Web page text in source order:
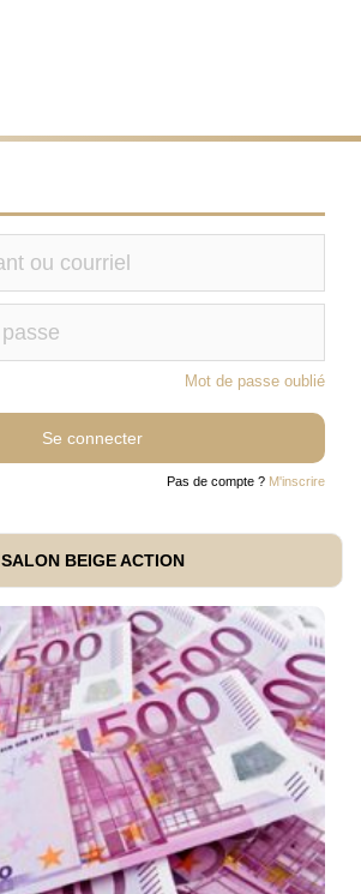
Mot de passe oublié
Pas de compte ? M'inscrire
SALON BEIGE ACTION